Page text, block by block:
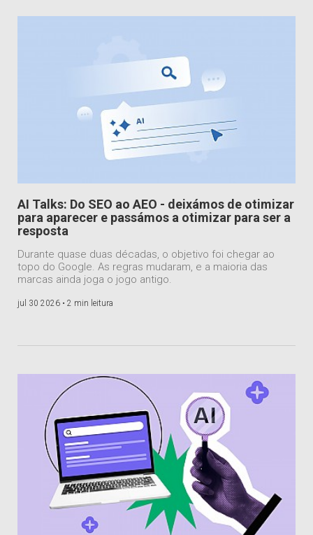
AI Talks: Do SEO ao AEO - deixámos de otimizar
para aparecer e passámos a otimizar para ser a
resposta
Durante quase duas décadas, o objetivo foi chegar ao
topo do Google. As regras mudaram, e a maioria das
marcas ainda joga o jogo antigo.
jul 30 2026 • 2 min leitura